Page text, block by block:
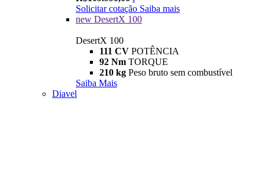
Solicitar cotação Saiba mais
new DesertX 100
DesertX 100
111 CV POTÊNCIA
92 Nm TORQUE
210 kg Peso bruto sem combustível
Saiba Mais
Diavel